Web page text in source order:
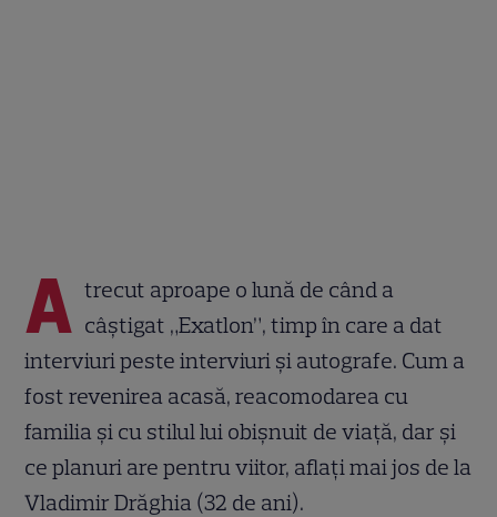
A trecut aproape o lună de când a
câștigat „Exatlon”, timp în care a dat
interviuri peste interviuri și autografe. Cum a
fost revenirea acasă, reacomodarea cu
familia și cu stilul lui obișnuit de viață, dar și
ce planuri are pentru viitor, aflați mai jos de la
Vladimir Drăghia (32 de ani).